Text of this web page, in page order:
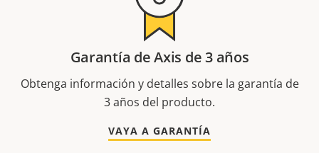
Garantía de Axis de 3 años
Obtenga información y detalles sobre la garantía de
3 años del producto.
VAYA A GARANTÍA